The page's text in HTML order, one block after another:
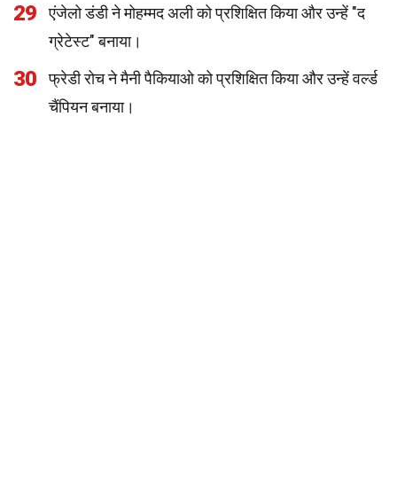
29
एंजेलो डंडी ने मोहम्मद अली को प्रशिक्षित किया और उन्हें "द
ग्रेटेस्ट" बनाया।
30
फ्रेडी रोच ने मैनी पैकियाओ को प्रशिक्षित किया और उन्हें वर्ल्ड
चैंपियन बनाया।